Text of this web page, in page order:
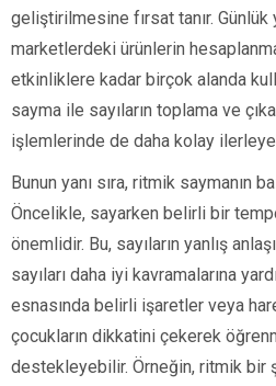
geliştirilmesine fırsat tanır.
marketlerdeki ürünlerin
etkinliklere kadar birçok alanda
sayma ile sayıların toplama ve
işlemlerinde de daha kolay
Bunun yanı sıra, ritmik saymanın
Öncelikle, sayarken belirli bir
önemlidir. Bu, sayıların yanlış
sayıları daha iyi kavramalarına
esnasında belirli işaretler veya
çocukların dikkatini çekerek
destekleyebilir. Örneğin, ritmik bir